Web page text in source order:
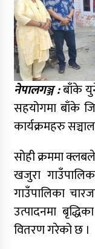
नेपालगञ्ज :बाँके
सहयोगमा बाँके
कार्यक्रमहरु
सोही क्रममा
खजुरा
गाउँपालिका
उत्पादनमा
वितरण गरेको छ ।